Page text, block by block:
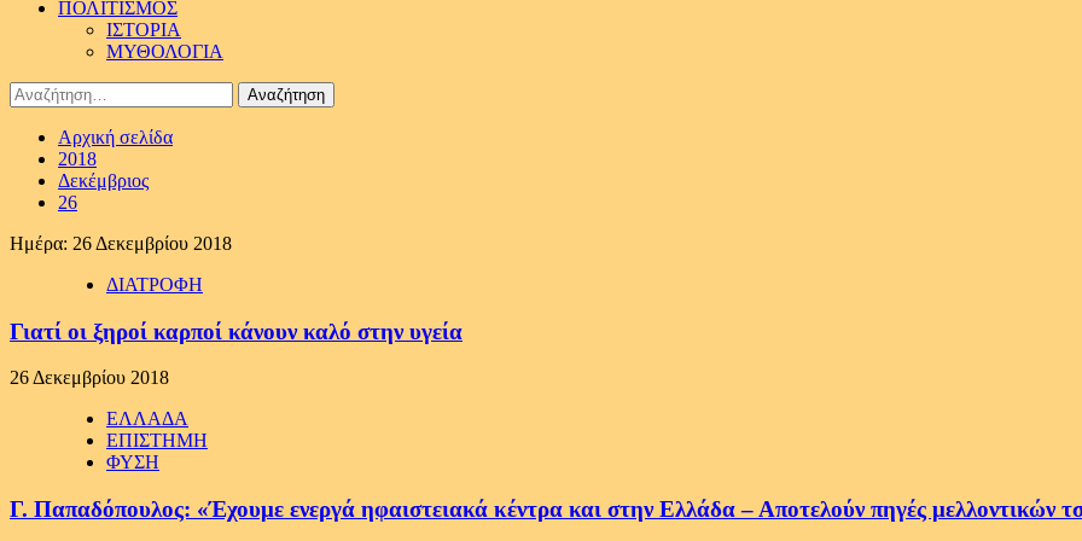
ΠΟΛΙΤΙΣΜΟΣ
ΙΣΤΟΡΙΑ
ΜΥΘΟΛΟΓΙΑ
Αναζήτηση
για:
Αρχική σελίδα
2018
Δεκέμβριος
26
Ημέρα: 26 Δεκεμβρίου 2018
ΔΙΑΤΡΟΦΗ
Γιατί οι ξηροί καρποί κάνουν καλό στην υγεία
26 Δεκεμβρίου 2018
ΕΛΛΑΔΑ
ΕΠΙΣΤΗΜΗ
ΦΥΣΗ
Γ. Παπαδόπουλος: «Έχουμε ενεργά ηφαιστειακά κέντρα και στην Ελλάδα – Αποτελούν πηγές μελλοντικών